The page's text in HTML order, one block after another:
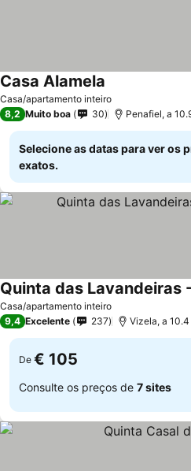
Casa/apartamento inteiro
Casa Alamela
8,2 Muito boa 30 Penafiel, a
Selecione as datas para ver os
exatos.
Casa/apartamento inteiro
Quinta das Lavandeiras
9,4 Excelente 237 Vizela, a
De € 105
Consulte os preços de 7 sites